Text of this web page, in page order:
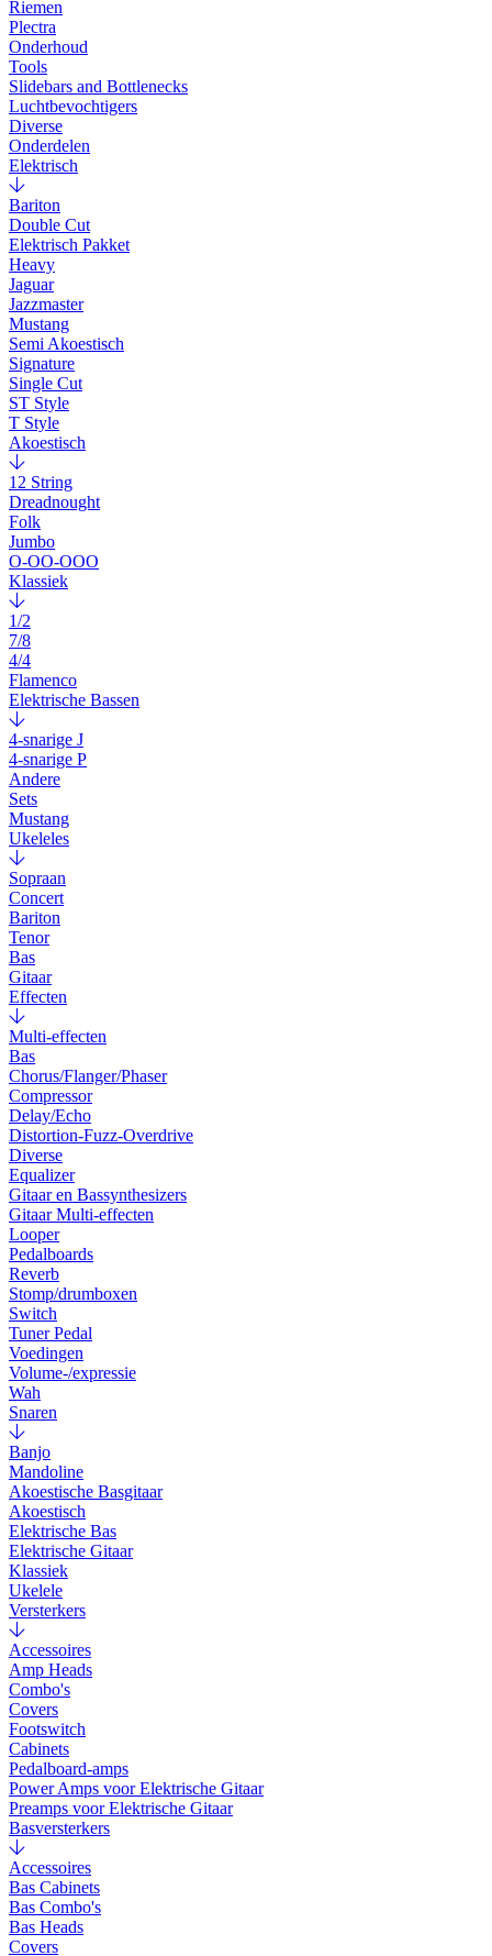
Riemen
Plectra
Onderhoud
Tools
Slidebars and Bottlenecks
Luchtbevochtigers
Diverse
Onderdelen
Elektrisch
Bariton
Double Cut
Elektrisch Pakket
Heavy
Jaguar
Jazzmaster
Mustang
Semi Akoestisch
Signature
Single Cut
ST Style
T Style
Akoestisch
12 String
Dreadnought
Folk
Jumbo
O-OO-OOO
Klassiek
1/2
7/8
4/4
Flamenco
Elektrische Bassen
4-snarige J
4-snarige P
Andere
Sets
Mustang
Ukeleles
Sopraan
Concert
Bariton
Tenor
Bas
Gitaar
Effecten
Multi-effecten
Bas
Chorus/Flanger/Phaser
Compressor
Delay/Echo
Distortion-Fuzz-Overdrive
Diverse
Equalizer
Gitaar en Bassynthesizers
Gitaar Multi-effecten
Looper
Pedalboards
Reverb
Stomp/drumboxen
Switch
Tuner Pedal
Voedingen
Volume-/expressie
Wah
Snaren
Banjo
Mandoline
Akoestische Basgitaar
Akoestisch
Elektrische Bas
Elektrische Gitaar
Klassiek
Ukelele
Versterkers
Accessoires
Amp Heads
Combo's
Covers
Footswitch
Cabinets
Pedalboard-amps
Power Amps voor Elektrische Gitaar
Preamps voor Elektrische Gitaar
Basversterkers
Accessoires
Bas Cabinets
Bas Combo's
Bas Heads
Covers